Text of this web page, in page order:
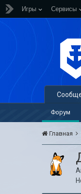
Игры Сервисы
Форум
Главная